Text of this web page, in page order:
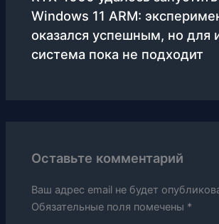
Windows 11 ARM:
оказался успешным, но для
система пока не подходит
Оставьте комментарий
Ваш адрес email не будет
Обязательные поля помечены *